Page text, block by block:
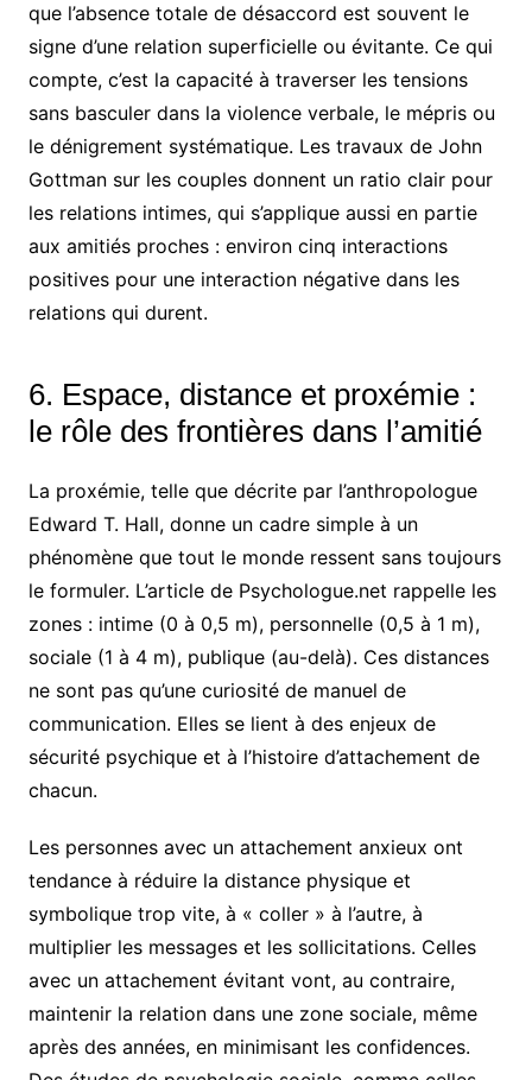
que l’absence totale de désaccord est souvent le
signe d’une relation superficielle ou évitante. Ce qui
compte, c’est la capacité à traverser les tensions
sans basculer dans la violence verbale, le mépris ou
le dénigrement systématique. Les travaux de John
Gottman sur les couples donnent un ratio clair pour
les relations intimes, qui s’applique aussi en partie
aux amitiés proches : environ cinq interactions
positives pour une interaction négative dans les
relations qui durent.
6. Espace, distance et proxémie :
le rôle des frontières dans l’amitié
La proxémie, telle que décrite par l’anthropologue
Edward T. Hall, donne un cadre simple à un
phénomène que tout le monde ressent sans toujours
le formuler. L’article de Psychologue.net rappelle les
zones : intime (0 à 0,5 m), personnelle (0,5 à 1 m),
sociale (1 à 4 m), publique (au-delà). Ces distances
ne sont pas qu’une curiosité de manuel de
communication. Elles se lient à des enjeux de
sécurité psychique et à l’histoire d’attachement de
chacun.
Les personnes avec un attachement anxieux ont
tendance à réduire la distance physique et
symbolique trop vite, à « coller » à l’autre, à
multiplier les messages et les sollicitations. Celles
avec un attachement évitant vont, au contraire,
maintenir la relation dans une zone sociale, même
après des années, en minimisant les confidences.